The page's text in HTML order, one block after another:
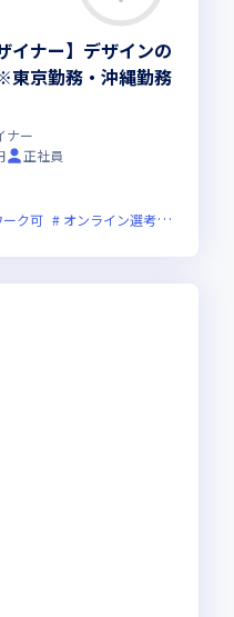
イナー】デザインの
京勤務・沖縄勤務
ナー
正社員
ーク可 オンライン選考可